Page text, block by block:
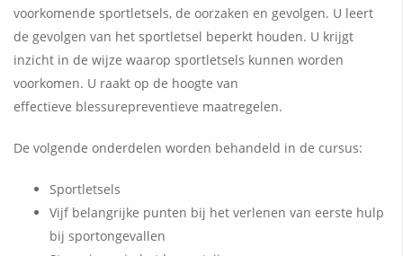
voorkomende sportletsels, de oorzaken en gevolgen. U leert
de gevolgen van het sportletsel beperkt houden. U krijgt
inzicht in de wijze waarop sportletsels kunnen worden
voorkomen. U raakt op de hoogte van
effectieve blessurepreventieve maatregelen.
De volgende onderdelen worden behandeld in de cursus:
Sportletsels
Vijf belangrijke punten bij het verlenen van eerste hulp
bij sportongevallen